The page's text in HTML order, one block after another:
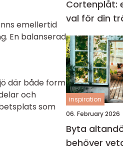
emellertid
En balanserad
där både form
och
som
Cortenplåt:
val för din
inspiration
06. February 2026
Byta altandörr
behöver